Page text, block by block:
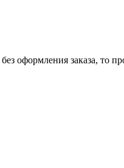
без оформления заказа, то